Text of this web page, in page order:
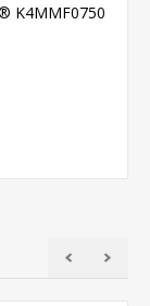
K4MMF0750